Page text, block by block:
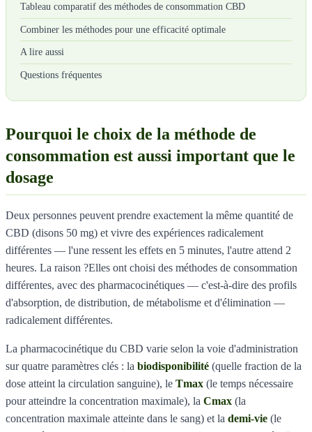
Tableau comparatif des méthodes de consommation CBD
Combiner les méthodes pour une efficacité optimale
A lire aussi
Questions fréquentes
Pourquoi le choix de la méthode de
consommation est aussi important que le
dosage
Deux personnes peuvent prendre exactement la même quantité de
CBD (disons 50 mg) et vivre des expériences radicalement
différentes — l'une ressent les effets en 5 minutes, l'autre attend 2
heures. La raison ?Elles ont choisi des méthodes de consommation
différentes, avec des pharmacocinétiques — c'est-à-dire des profils
d'absorption, de distribution, de métabolisme et d'élimination —
radicalement différentes.
La pharmacocinétique du CBD varie selon la voie d'administration
sur quatre paramètres clés : la biodisponibilité (quelle fraction de la
dose atteint la circulation sanguine), le Tmax (le temps nécessaire
pour atteindre la concentration maximale), la Cmax (la
concentration maximale atteinte dans le sang) et la demi-vie (le